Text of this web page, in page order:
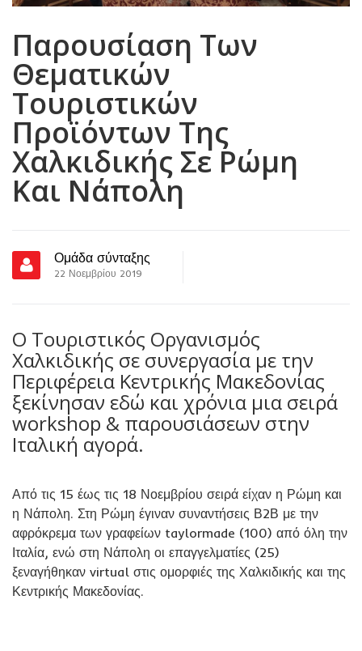
Παρουσίαση Των
Θεματικών
Τουριστικών
Προϊόντων Της
Χαλκιδικής Σε Ρώμη
Και Νάπολη
Ομάδα σύνταξης
22 Νοεμβρίου 2019
Ο Τουριστικός Οργανισμός
Χαλκιδικής σε συνεργασία με την
Περιφέρεια Κεντρικής Μακεδονίας
ξεκίνησαν εδώ και χρόνια μια σειρά
workshop & παρουσιάσεων στην
Ιταλική αγορά.
Από τις 15 έως τις 18 Νοεμβρίου σειρά είχαν η Ρώμη και
η Νάπολη. Στη Ρώμη έγιναν συναντήσεις Β2Β με την
αφρόκρεμα των γραφείων taylormade (100) από όλη την
Ιταλία, ενώ στη Νάπολη οι επαγγελματίες (25)
ξεναγήθηκαν virtual στις ομορφιές της Χαλκιδικής και της
Κεντρικής Μακεδονίας.